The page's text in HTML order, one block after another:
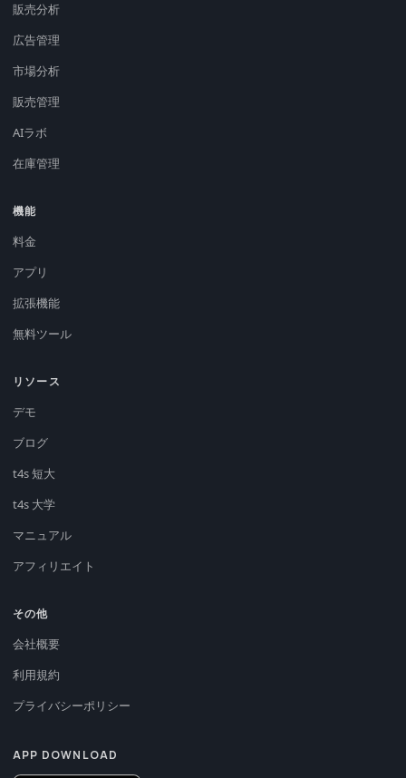
販売分析
広告管理
市場分析
販売管理
AIラボ
在庫管理
機能
料金
アプリ
拡張機能
無料ツール
リソース
デモ
ブログ
t4s 短大
t4s 大学
マニュアル
アフィリエイト
その他
会社概要
利用規約
プライバシーポリシー
APP DOWNLOAD